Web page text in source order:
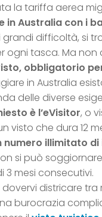
la tariffa aerea
in Australia con i
difficoltà, si
ogni tasca. Ma non
obbligatorio
in Australia
delle diverse
è l’eVisitor, o
visto che dura 12
numero illimitato di
si può
3 mesi consecutivi.
districare tra
burocrazia